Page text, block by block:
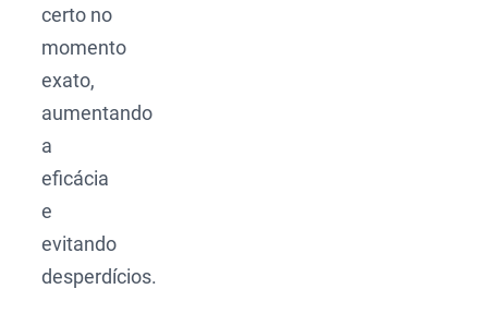
certo no
momento
exato,
aumentando
a
eficácia
e
evitando
desperdícios.